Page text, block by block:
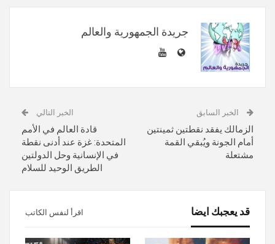
جريدة الجمهورية والعالم
الخبر السابق
الزمالك يفقد نقطتين ثمينتين
أمام الجونة ويُبقي القمة
مشتعلة
الخبر التالي
قادة العالم في الأمم
المتحدة: غزة عند أدنى نقطة
في الإنسانية وحل الدولتين
الطريق الوحيد للسلام
قد يعجبك ايضا اقرأ لنفس الكاتب